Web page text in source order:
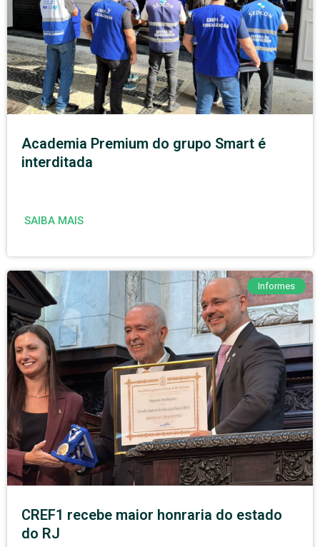
Academia Premium do grupo Smart é
interditada
SAIBA MAIS
Informes
CREF1 recebe maior honraria do estado
do RJ